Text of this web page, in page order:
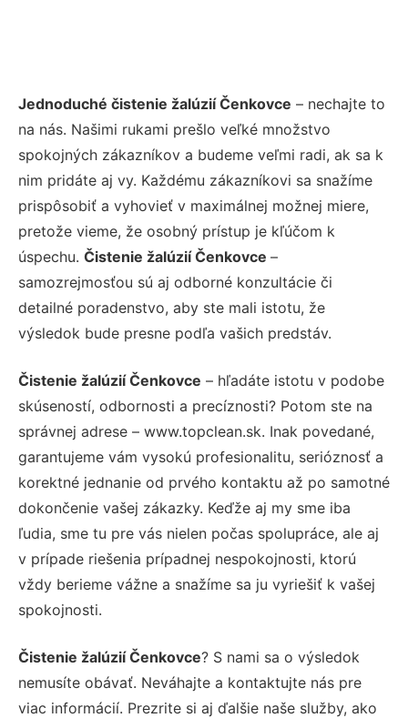
Jednoduché čistenie žalúzií Čenkovce – nechajte to
na nás. Našimi rukami prešlo veľké množstvo
spokojných zákazníkov a budeme veľmi radi, ak sa k
nim pridáte aj vy. Každému zákazníkovi sa snažíme
prispôsobiť a vyhovieť v maximálnej možnej miere,
pretože vieme, že osobný prístup je kľúčom k
úspechu. Čistenie žalúzií Čenkovce –
samozrejmosťou sú aj odborné konzultácie či
detailné poradenstvo, aby ste mali istotu, že
výsledok bude presne podľa vašich predstáv.
Čistenie žalúzií Čenkovce – hľadáte istotu v podobe
skúseností, odbornosti a precíznosti? Potom ste na
správnej adrese – www.topclean.sk. Inak povedané,
garantujeme vám vysokú profesionalitu, serióznosť a
korektné jednanie od prvého kontaktu až po samotné
dokončenie vašej zákazky. Keďže aj my sme iba
ľudia, sme tu pre vás nielen počas spolupráce, ale aj
v prípade riešenia prípadnej nespokojnosti, ktorú
vždy berieme vážne a snažíme sa ju vyriešiť k vašej
spokojnosti.
Čistenie žalúzií Čenkovce? S nami sa o výsledok
nemusíte obávať. Neváhajte a kontaktujte nás pre
viac informácií. Prezrite si aj ďalšie naše služby, ako